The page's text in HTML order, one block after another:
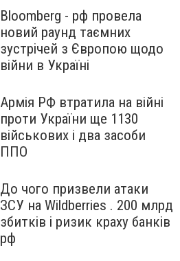
Bloomberg - рф провела
новий раунд таємних
зустрічей з Європою щодо
війни в Україні
Армія РФ втратила на війні
проти України ще 1130
військових і два засоби
ППО
До чого призвели атаки
ЗСУ на Wildberries . 200 млрд
збитків і ризик краху банків
рф